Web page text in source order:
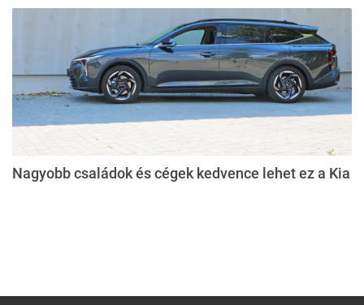
Nagyobb családok és cégek kedvence lehet ez a Kia